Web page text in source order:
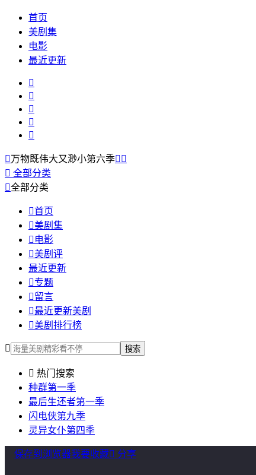
首页
美剧集
电影
最近更新





万物既伟大又渺小第六季 
 全部分类
全部分类
首页
美剧集
 电影
美剧评
最近更新
专题
留言
最近更新美剧
美剧排行榜
 搜索
 热门搜索
种群第一季
最后生还者第一季
闪电侠第九季
灵异女仆第四季
保存到浏览器我要收藏 分享